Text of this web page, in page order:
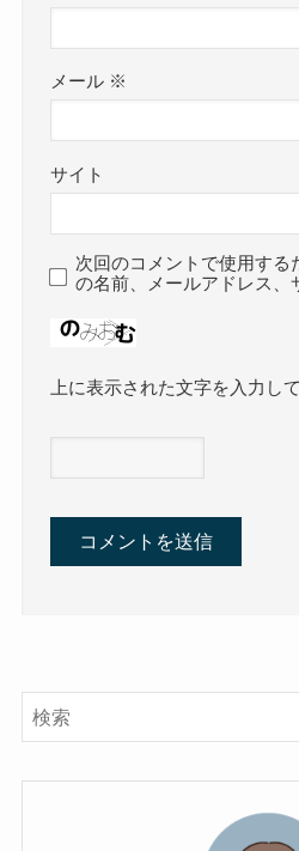
メール ※
サイト
次回のコメントで使用する
の名前、メールアドレス、
上に表示された文字を入力し